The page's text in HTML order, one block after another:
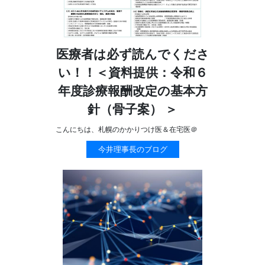
医療者は必ず読んでくださ
い！！＜資料提供：令和６
年度診療報酬改定の基本方
針（骨子案） ＞
こんにちは、札幌のかかりつけ医＆在宅医＠
今井理事長のブログ